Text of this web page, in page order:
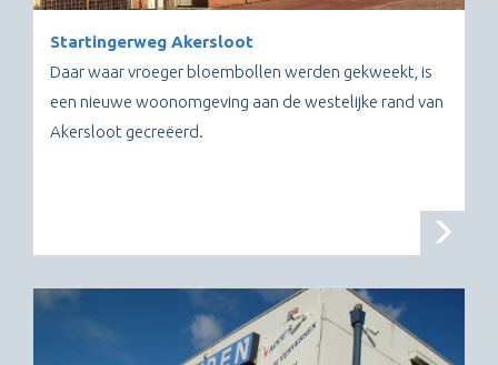
Startingerweg Akersloot
Daar waar vroeger bloembollen werden gekweekt, is
een nieuwe woonomgeving aan de westelijke rand van
Akersloot gecreëerd.